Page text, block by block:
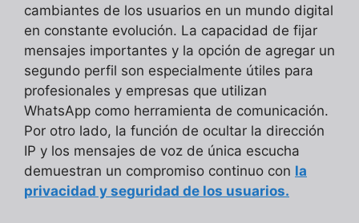
cambiantes de los usuarios en un mundo digital
en constante evolución. La capacidad de fijar
mensajes importantes y la opción de agregar un
segundo perfil son especialmente útiles para
profesionales y empresas que utilizan
WhatsApp como herramienta de comunicación.
Por otro lado, la función de ocultar la dirección
IP y los mensajes de voz de única escucha
demuestran un compromiso continuo con la
privacidad y seguridad de los usuarios.